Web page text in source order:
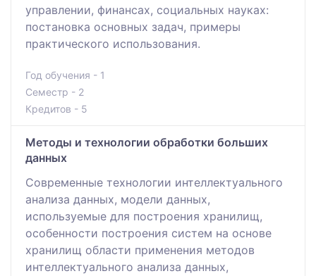
управлении, финансах, социальных науках:
постановка основных задач, примеры
практического использования.
Год обучения - 1
Семестр - 2
Кредитов - 5
Методы и технологии обработки больших
данных
Современные технологии интеллектуального
анализа данных, модели данных,
используемые для построения хранилищ,
особенности построения систем на основе
хранилищ области применения методов
интеллектуального анализа данных,